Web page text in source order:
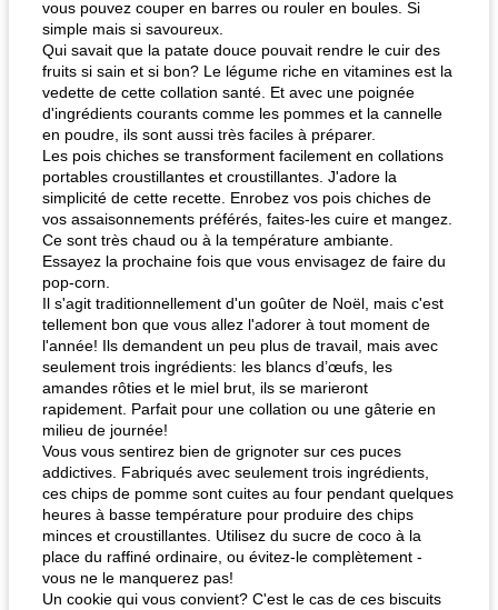
vous pouvez couper en barres ou rouler en boules. Si
simple mais si savoureux.
Qui savait que la patate douce pouvait rendre le cuir des
fruits si sain et si bon? Le légume riche en vitamines est la
vedette de cette collation santé. Et avec une poignée
d'ingrédients courants comme les pommes et la cannelle
en poudre, ils sont aussi très faciles à préparer.
Les pois chiches se transforment facilement en collations
portables croustillantes et croustillantes. J'adore la
simplicité de cette recette. Enrobez vos pois chiches de
vos assaisonnements préférés, faites-les cuire et mangez.
Ce sont très chaud ou à la température ambiante.
Essayez la prochaine fois que vous envisagez de faire du
pop-corn.
Il s'agit traditionnellement d'un goûter de Noël, mais c'est
tellement bon que vous allez l'adorer à tout moment de
l'année! Ils demandent un peu plus de travail, mais avec
seulement trois ingrédients: les blancs d’œufs, les
amandes rôties et le miel brut, ils se marieront
rapidement. Parfait pour une collation ou une gâterie en
milieu de journée!
Vous vous sentirez bien de grignoter sur ces puces
addictives. Fabriqués avec seulement trois ingrédients,
ces chips de pomme sont cuites au four pendant quelques
heures à basse température pour produire des chips
minces et croustillantes. Utilisez du sucre de coco à la
place du raffiné ordinaire, ou évitez-le complètement -
vous ne le manquerez pas!
Un cookie qui vous convient? C'est le cas de ces biscuits